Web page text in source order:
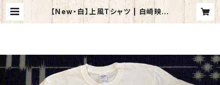
​【New・白】上風Tシャツ | 白崎映美
公式SHOP